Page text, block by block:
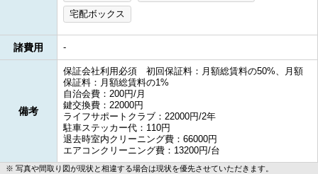
宅配ボックス
諸費用 -
備考
保証会社利用必須 初回保証料：月額総賃料の50%、月額
保証料：月額総賃料の1%
自治会費：200円/月
鍵交換費：22000円
ライフサポートクラブ：22000円/2年
駐車ステッカー代：110円
退去時室内クリーニング費：66000円
エアコンクリーニング費：13200円/台
写真や間取り図が現状と相違する場合は現状を優先させていただきます。